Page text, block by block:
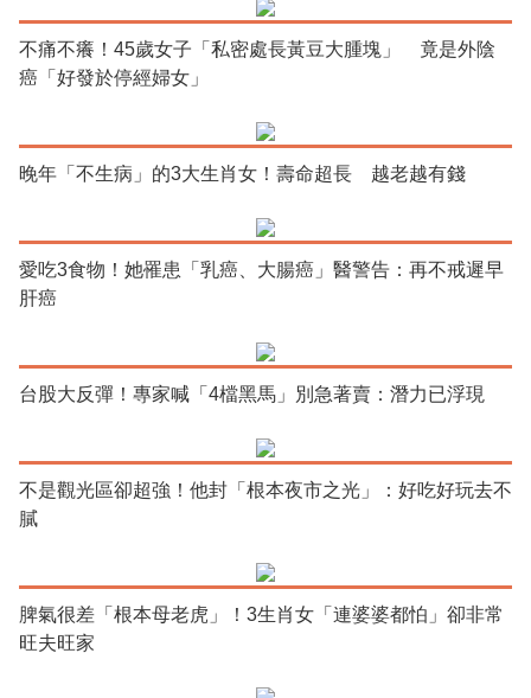
不痛不癢！45歲女子「私密處長黃豆大腫塊」 竟是外陰
癌「好發於停經婦女」
晚年「不生病」的3大生肖女！壽命超長 越老越有錢
愛吃3食物！她罹患「乳癌、大腸癌」醫警告：再不戒遲早
肝癌
台股大反彈！專家喊「4檔黑馬」別急著賣：潛力已浮現
不是觀光區卻超強！他封「根本夜市之光」：好吃好玩去不
膩
脾氣很差「根本母老虎」！3生肖女「連婆婆都怕」卻非常
旺夫旺家